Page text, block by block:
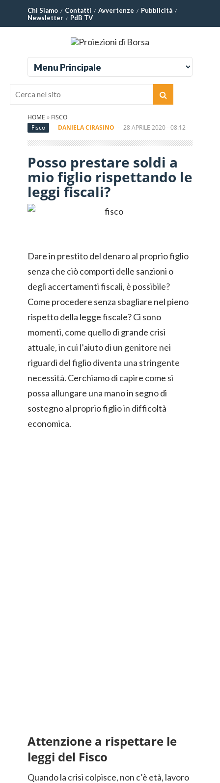
Chi Siamo Contatti Avvertenze
Pubblicità
Newsletter
PdB TV
HOME » FISCO
Fisco
DANIELA CIRASINO - 28 APRILE 2020 - 08:12
Posso prestare soldi a
mio figlio rispettando le
leggi fiscali?
Dare in prestito del denaro al proprio figlio
senza che ciò comporti delle sanzioni o
degli accertamenti fiscali, è possibile?
Come procedere senza sbagliare nel pieno
rispetto della legge fiscale? Ci sono
momenti, come quello di grande crisi
attuale, in cui l’aiuto di un genitore nei
riguardi del figlio diventa una stringente
necessità. Cerchiamo di capire come si
possa allungare una mano in segno di
sostegno al proprio figlio in difficoltà
economica.
Attenzione a rispettare le
leggi del Fisco
Quando la crisi colpisce, non c’è età, lavoro